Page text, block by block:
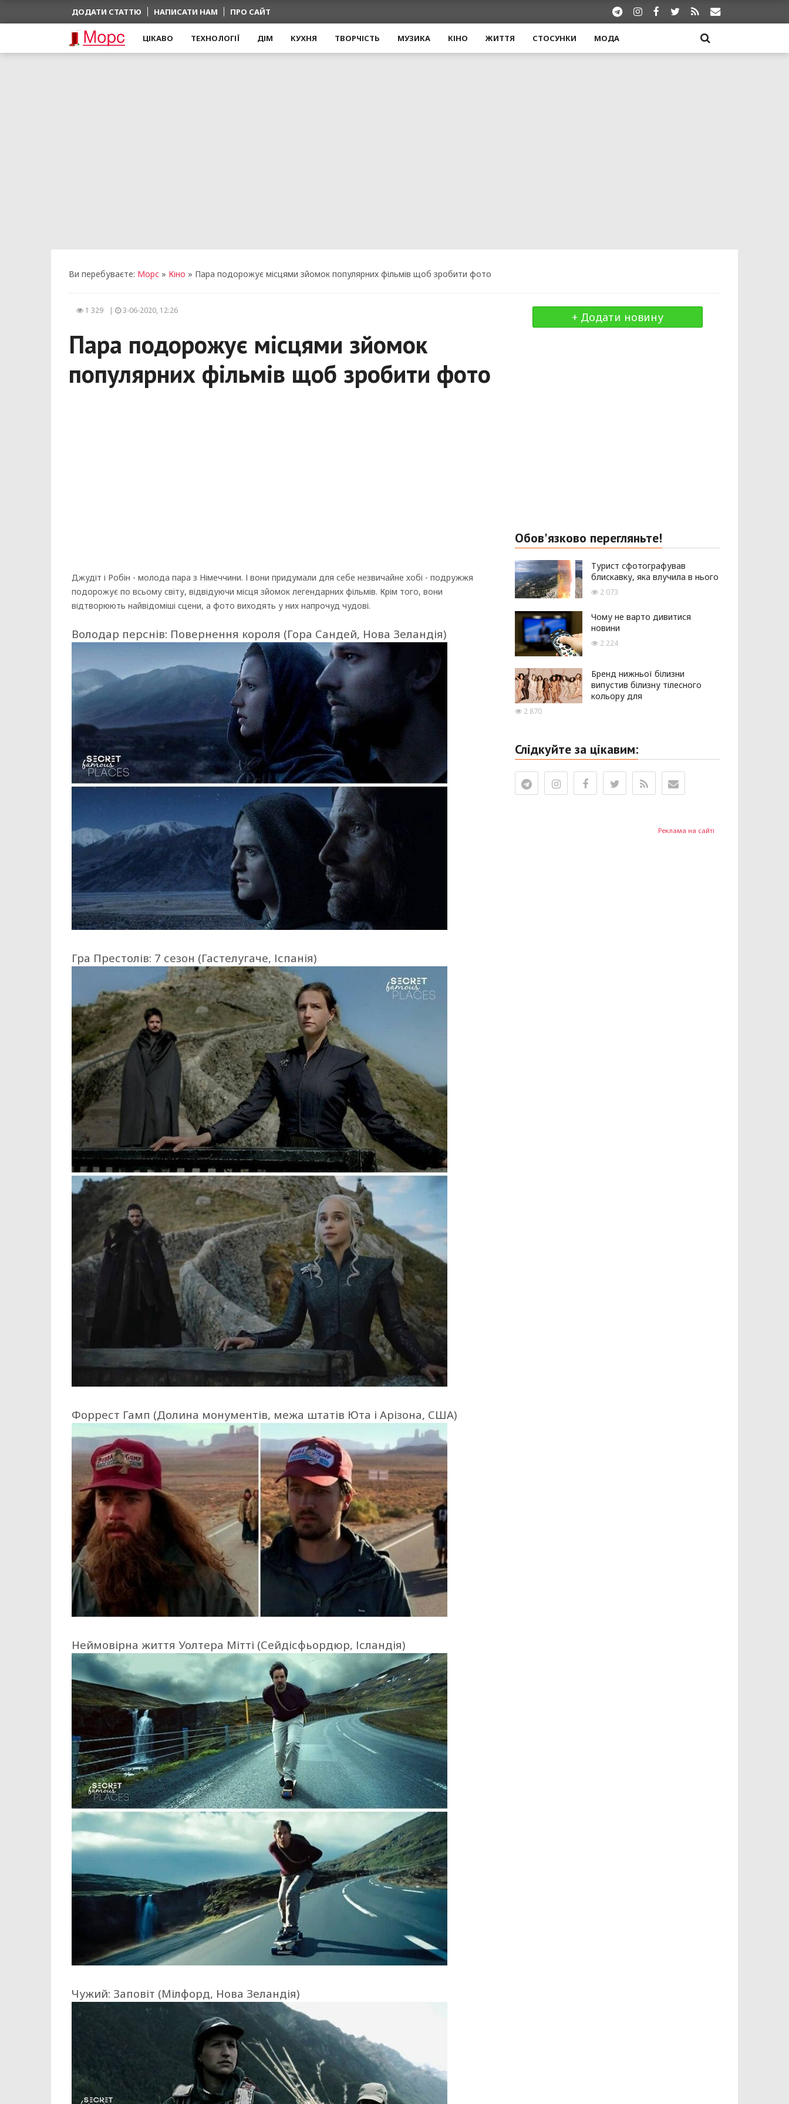
ДОДАТИ СТАТТЮ НАПИСАТИ НАМ ПРО САЙТ
ЦІКАВО ТЕХНОЛОГІЇ ДІМ КУХНЯ ТВОРЧІСТЬ МУЗИКА КІНО ЖИТТЯ СТОСУНКИ МОДА
Ви перебуваєте: Морс » Кіно » Пара подорожує місцями зйомок популярних фільмів щоб зробити фото
1 329 | 3-06-2020, 12:26
Пара подорожує місцями зйомок
популярних фільмів щоб зробити фото
Джудіт і Робін - молода пара з Німеччини. І вони придумали для себе незвичайне хобі - подружжя
подорожує по всьому світу, відвідуючи місця зйомок легендарних фільмів. Крім того, вони
відтворюють найвідоміші сцени, а фото виходять у них напрочуд чудові.
Володар перснів: Повернення короля (Гора Сандей, Нова Зеландія)
Гра Престолів: 7 сезон (Гастелугаче, Іспанія)
Форрест Гамп (Долина монументів, межа штатів Юта і Арізона, США)
Неймовірна життя Уолтера Мітті (Сейдісфьордюр, Ісландія)
Чужий: Заповіт (Мілфорд, Нова Зеландія)
+ Додати новину
Реклама на сайті
Обов'язково перегляньте!
Турист сфотографував
блискавку, яка влучила в нього
2 073
Чому не варто дивитися
новини
2 224
Бренд нижньої білизни
випустив білизну тілесного
кольору для
2 870
Слідкуйте за цікавим: